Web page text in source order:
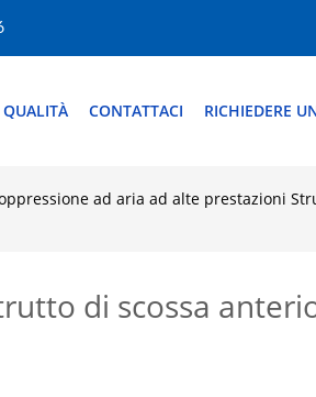
CONTATTACI RICHIEDERE
ad aria ad alte prestazioni
di scossa